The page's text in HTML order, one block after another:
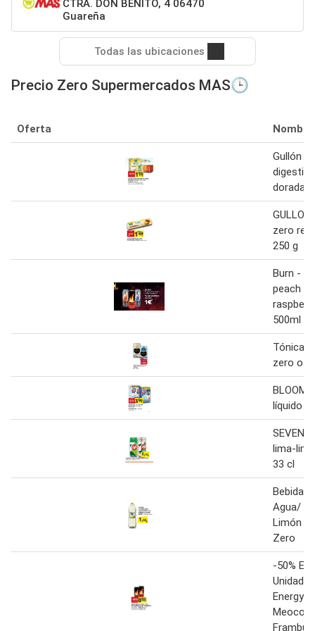
CTRA. DON BENITO, 4 06470
Guareña
Todas las ubicaciones
Precio Zero Supermercados MAS🕒
Oferta Nombre
Gullón -
dorada
zero
250 g
Burn -
peach y
500ml
Tónica
zero o
BLOOM
líquido
SEVEN
lima-
33 cl
Bebida
Agua/
Limón o
Zero
-50% En
Unidad
Energy